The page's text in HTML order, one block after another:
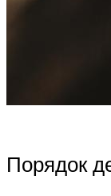
Порядок